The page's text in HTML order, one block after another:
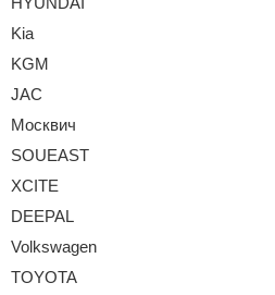
Kia
KGM
JAC
Москвич
SOUEAST
XCITE
DEEPAL
Volkswagen
TOYOTA